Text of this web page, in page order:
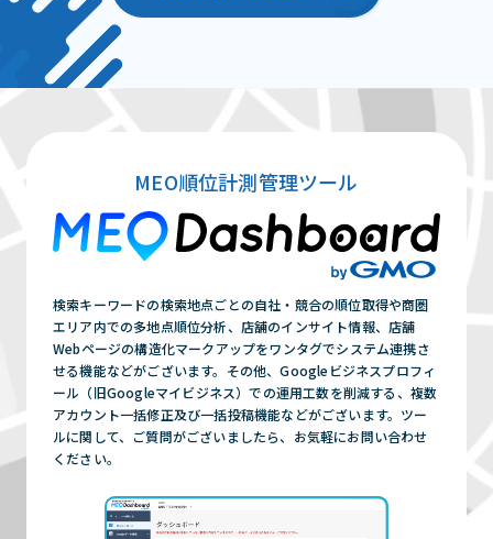
MEO順位計測管理ツール
検索キーワードの検索地点ごとの自社・競合の順位取得や商圏
エリア内での多地点順位分析、店舗のインサイト情報、店舗
Webページの構造化マークアップをワンタグでシステム連携さ
せる機能などがございます。その他、Googleビジネスプロフィ
ール（旧Googleマイビジネス）での運用工数を削減する、複数
アカウント一括修正及び一括投稿機能などがございます。ツー
ルに関して、ご質問がございましたら、お気軽にお問い合わせ
ください。